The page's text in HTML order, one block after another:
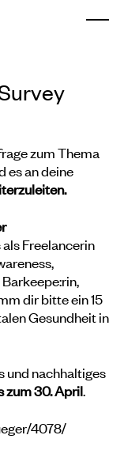
zum Thema
es an deine
Freelancerin
dir bitte ein 15
Gesundheit in
und nachhaltiges
zum 30. April.
4078/